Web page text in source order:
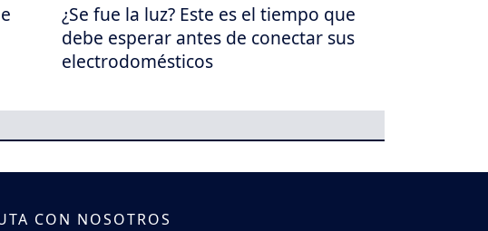
¿Se fue la luz? Este es el tiempo que
debe esperar antes de conectar sus
electrodomésticos
CON NOSOTROS